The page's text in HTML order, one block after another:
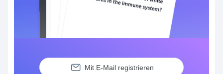
Mit E-Mail registrieren